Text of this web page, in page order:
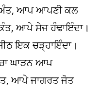
ਆਪ ਆਪਣੀ ਕਲ
ਆਪੇ ਸੇਜ ਹੰਢਾਇੰਦਾ।
ਇਕ ਚੜ੍ਹਾਇੰਦਾ।
ਘਾੜਨ ਆਪ
ਆਪੇ ਜਾਗਰਤ ਜੋਤ